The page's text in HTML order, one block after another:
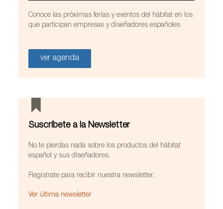
Conoce las próximas ferias y eventos del hábitat en los
que participan empresas y diseñadores españoles
ver agenda
Suscríbete a la Newsletter
No te pierdas nada sobre los productos del hábitat
español y sus diseñadores.
Regístrate para recibir nuestra newsletter.
Ver última newsletter